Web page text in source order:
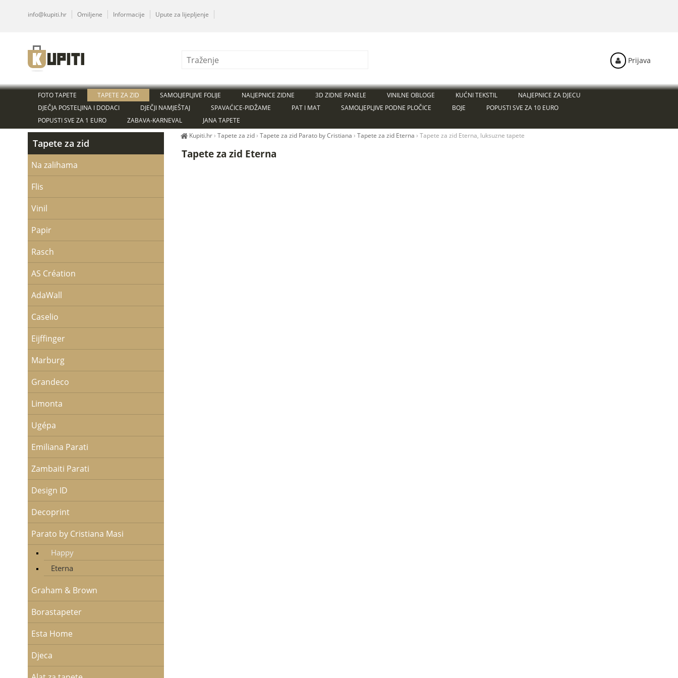
Tapete za zid Eterna
Tapete za zid
Na zalihama
Flis
Vinil
Papir
Rasch
AS Création
AdaWall
Caselio
Eijffinger
Marburg
Grandeco
Limonta
Ugépa
Emiliana Parati
Zambaiti Parati
Design ID
Decoprint
Parato by Cristiana Masi
Happy
Eterna
Graham & Brown
Borastapeter
Esta Home
Djeca
FOTO TAPETE TAPETE ZA ZID SAMOLJEPLJIVE FOLIJE NALJEPNICE ZIDNE 3D ZIDNE PANELE VINILNE OBLOGE KUĆNI TEKSTIL
NALJEPNICE ZA DJECU
DJEČJA POSTELJINA I DODACI
DJEČJI NAMJEŠTAJ SPAVAĆICE-PIDŽAME PAT I MAT SAMOLJEPLJIVE PODNE PLOČICE BOJE
POPUSTI SVE ZA 10 EURO
POPUSTI SVE ZA 1 EURO
ZABAVA-KARNEVAL JANA TAPETE
Kupiti.hr›Tapete za zid ›Tapete za zid Parato by Cristiana ›Tapete za zid Eterna ›Tapete za zid Eterna, luksuzne tapete
info@kupiti.hr Omiljene Informacije Upute za lijepljenje
Prijava